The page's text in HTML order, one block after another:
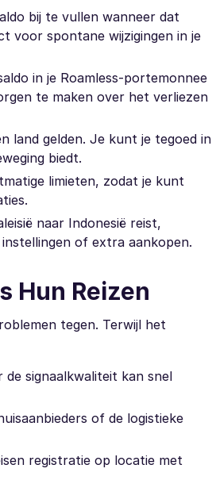
bij te vullen wanneer dat
voor spontane wijzigingen in je
in je Roamless-portemonnee
te maken over het verliezen
land gelden. Je kunt je tegoed in
biedt.
limieten, zodat je kunt
naar Indonesië reist,
of extra aankopen.
Hun Reizen
tegen. Terwijl het
de signaalkwaliteit kan snel
of de logistieke
registratie op locatie met